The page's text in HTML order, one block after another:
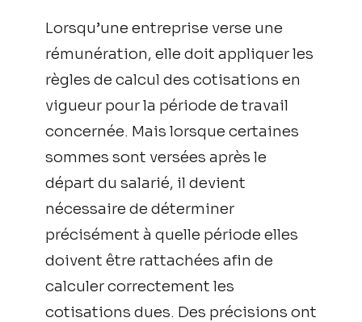
Lorsqu’une entreprise verse une
rémunération, elle doit appliquer les
règles de calcul des cotisations en
vigueur pour la période de travail
concernée. Mais lorsque certaines
sommes sont versées après le
départ du salarié, il devient
nécessaire de déterminer
précisément à quelle période elles
doivent être rattachées afin de
calculer correctement les
cotisations dues. Des précisions ont